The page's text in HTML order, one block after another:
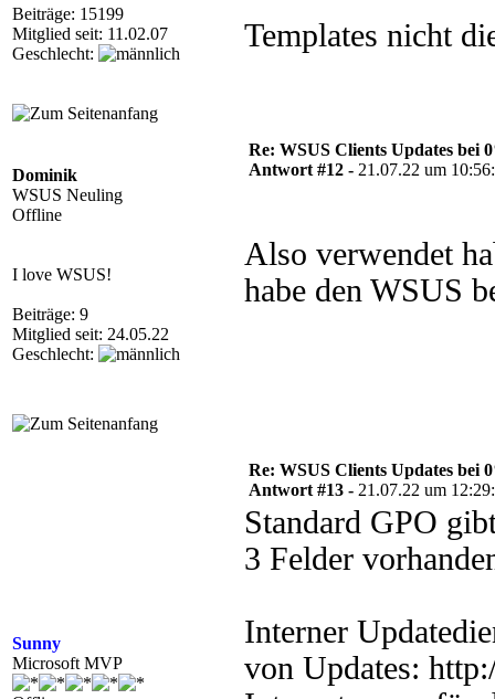
Beiträge: 15199
Mitglied seit: 11.02.07
Geschlecht:
Templates nicht
Dominik
WSUS Neuling
Offline
I love WSUS!
Beiträge: 9
Mitglied seit: 24.05.22
Geschlecht:
Re: WSUS Clients Updates bei
Antwort #12 - 21.07.22 um
Also verwendet
habe den WSUS
Sunny
Microsoft MVP
Re: WSUS Clients Updates bei
Antwort #13 - 21.07.22 um
Standard GPO
3 Felder
Interner
von Updates: